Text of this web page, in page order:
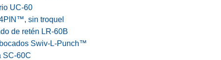
UC-60
sin troquel
de retén LR-60B
Swiv-L-Punch™
SC-60C